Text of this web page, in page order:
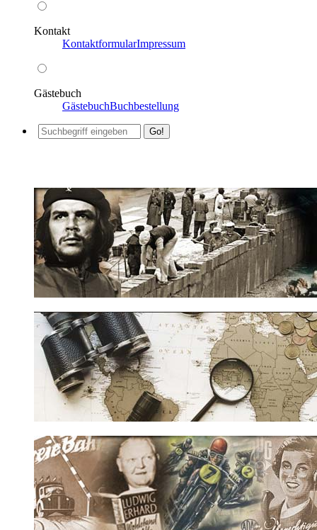
Kontakt
KontaktformularImpressum
Gästebuch
GästebuchBuchbestellung